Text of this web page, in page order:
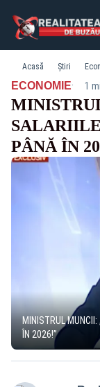
Acasă Știri
ECONOMIE· 1
PÂNĂ ÎN
MINISTRUL MUNCII:
ÎN 2026!”